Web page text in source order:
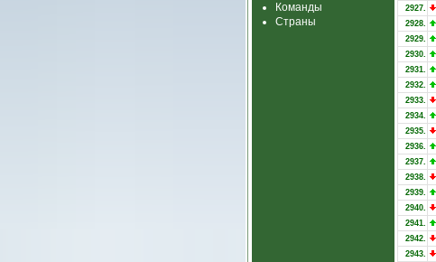
Команды
Страны
2927.
2928.
2929.
2930.
2931.
2932.
2933.
2934.
2935.
2936.
2937.
2938.
2939.
2940.
2941.
2942.
2943.